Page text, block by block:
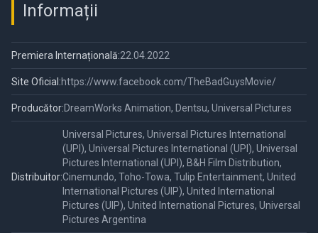
Informații
Premiera Internațională:22.04.2022
Site Oficial:https://www.facebook.com/TheBadGuysMovie/
Producător:DreamWorks Animation, Dentsu, Universal Pictures
Distribuitor:
Universal Pictures, Universal Pictures International
(UPI), Universal Pictures International (UPI), Universal
Pictures International (UPI), B&H Film Distribution,
Cinemundo, Toho-Towa, Tulip Entertainment, United
International Pictures (UIP), United International
Pictures (UIP), United International Pictures, Universal
Pictures Argentina